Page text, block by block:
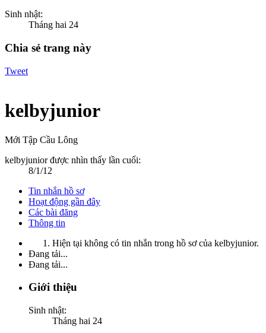
Sinh nhật:
Tháng hai 24
Chia sẻ trang này
Tweet
kelbyjunior
Mới Tập Cầu Lông
kelbyjunior được nhìn thấy lần cuối:
8/1/12
Tin nhắn hồ sơ
Hoạt động gần đây
Các bài đăng
Thông tin
Hiện tại không có tin nhắn trong hồ sơ của kelbyjunior.
Đang tải...
Đang tải...
Giới thiệu
Sinh nhật:
Tháng hai 24